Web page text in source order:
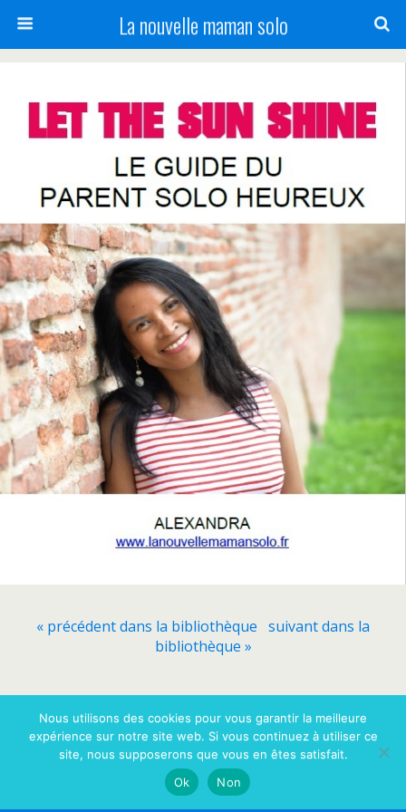
La nouvelle maman solo
« précédent dans la bibliothèque suivant dans la
bibliothèque »
Retour au début
Mobile Bureau
Nous utilisons des cookies pour vous garantir la meilleure
expérience sur notre site web. Si vous continuez à utiliser ce
site, nous supposerons que vous en êtes satisfait.
Ok
Non